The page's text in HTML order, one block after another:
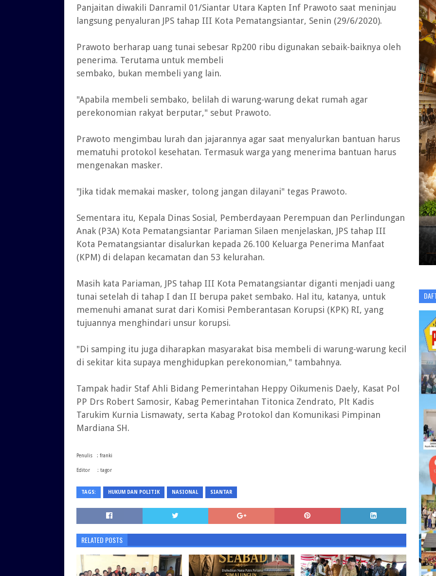
Panjaitan diwakili Danramil 01/Siantar Utara Kapten Inf Prawoto saat meninjau
langsung penyaluran JPS tahap III Kota Pematangsiantar, Senin (29/6/2020).
Prawoto berharap uang tunai sebesar Rp200 ribu digunakan sebaik-baiknya oleh
penerima. Terutama untuk membeli
sembako, bukan membeli yang lain.
"Apabila membeli sembako, belilah di warung-warung dekat rumah agar
perekonomian rakyat berputar," sebut Prawoto.
Prawoto mengimbau lurah dan jajarannya agar saat menyalurkan bantuan harus
mematuhi protokol kesehatan. Termasuk warga yang menerima bantuan harus
mengenakan masker.
"Jika tidak memakai masker, tolong jangan dilayani" tegas Prawoto.
Sementara itu, Kepala Dinas Sosial, Pemberdayaan Perempuan dan Perlindungan
Anak (P3A) Kota Pematangsiantar Pariaman Silaen menjelaskan, JPS tahap III
Kota Pematangsiantar disalurkan kepada 26.100 Keluarga Penerima Manfaat
(KPM) di delapan kecamatan dan 53 kelurahan.
Masih kata Pariaman, JPS tahap III Kota Pematangsiantar diganti menjadi uang
tunai setelah di tahap I dan II berupa paket sembako. Hal itu, katanya, untuk
memenuhi amanat surat dari Komisi Pemberantasan Korupsi (KPK) RI, yang
tujuannya menghindari unsur korupsi.
"Di samping itu juga diharapkan masyarakat bisa membeli di warung-warung kecil
di sekitar kita supaya menghidupkan perekonomian," tambahnya.
Tampak hadir Staf Ahli Bidang Pemerintahan Heppy Oikumenis Daely, Kasat Pol
PP Drs Robert Samosir, Kabag Pemerintahan Titonica Zendrato, Plt Kadis
Tarukim Kurnia Lismawaty, serta Kabag Protokol dan Komunikasi Pimpinan
Mardiana SH.
Penulis : franki
Editor : tagor
TAGS: HUKUM DAN POLITIK NASIONAL SIANTAR
RELATED POSTS